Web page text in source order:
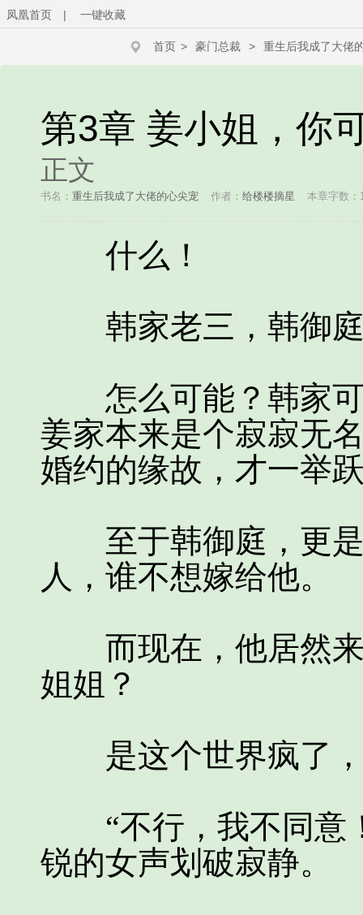
凤凰首页 | 一键收藏
首页 > 豪门总裁 > 重生后我成了大佬
第3章 姜小姐，你
正文
书名： 重生后我成了大佬的心尖宠 作者： 给楼楼摘星 本章字数：
什么！
韩家老三，韩御
怎么可能？韩家可
姜家本来是个寂寂无
婚约的缘故，才一举
至于韩御庭，更是
人，谁不想嫁给他。
而现在，他居然来
姐姐？
是这个世界疯了，
“不行，我不同意
锐的女声划破寂静。